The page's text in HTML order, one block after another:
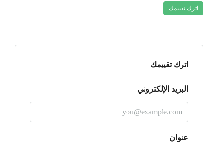
اترك تقييمك
اترك تقييمك
البريد الإلكتروني
عنوان